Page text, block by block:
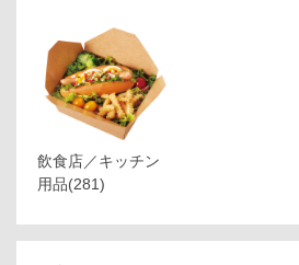
飲食店／キッチン
用品(281)